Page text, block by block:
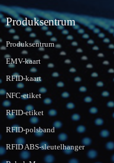
Produksentrum
Produksentrum
EMV-kaart
RFID-kaart
NFC-etiket
RFID-etiket
RFID-polsband
RFID ABS-sleutelhanger